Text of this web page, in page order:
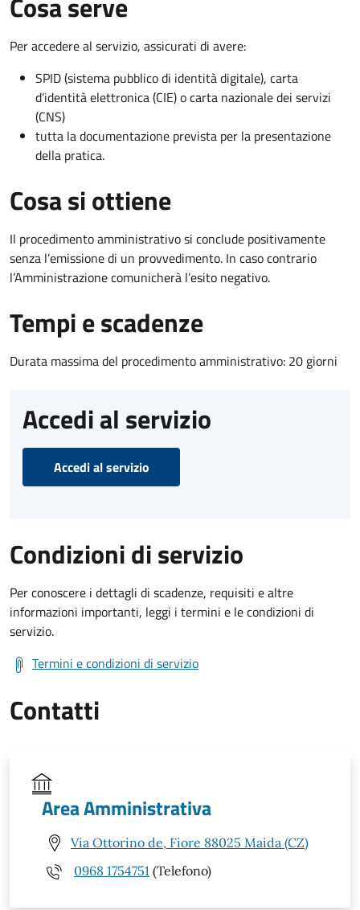
Per accedere al servizio, assicurati di avere:
SPID (sistema pubblico di identità digitale), carta
d’identità elettronica (CIE) o carta nazionale dei servizi
(CNS)
tutta la documentazione prevista per la presentazione
della pratica.
Cosa si ottiene
Il procedimento amministrativo si conclude positivamente
senza l’emissione di un provvedimento. In caso contrario
l’Amministrazione comunicherà l’esito negativo.
Tempi e scadenze
Durata massima del procedimento amministrativo: 20 giorni
Accedi al servizio
Accedi al servizio
Condizioni di servizio
Per conoscere i dettagli di scadenze, requisiti e altre
informazioni importanti, leggi i termini e le condizioni di
servizio.
Termini e condizioni di servizio
Contatti
Area Amministrativa
Via Ottorino de, Fiore 88025 Maida (CZ)
0968 1754751 (Telefono)